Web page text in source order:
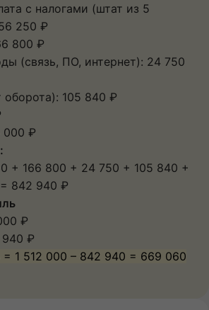
с налогами (штат из 5
250 ₽
800 ₽
(связь, ПО, интернет): 24 750
оборота): 105 840 ₽
000 ₽
+ 166 800 + 24 750 + 105 840 +
842 940 ₽
₽
₽
1 512 000 – 842 940 = 669 060